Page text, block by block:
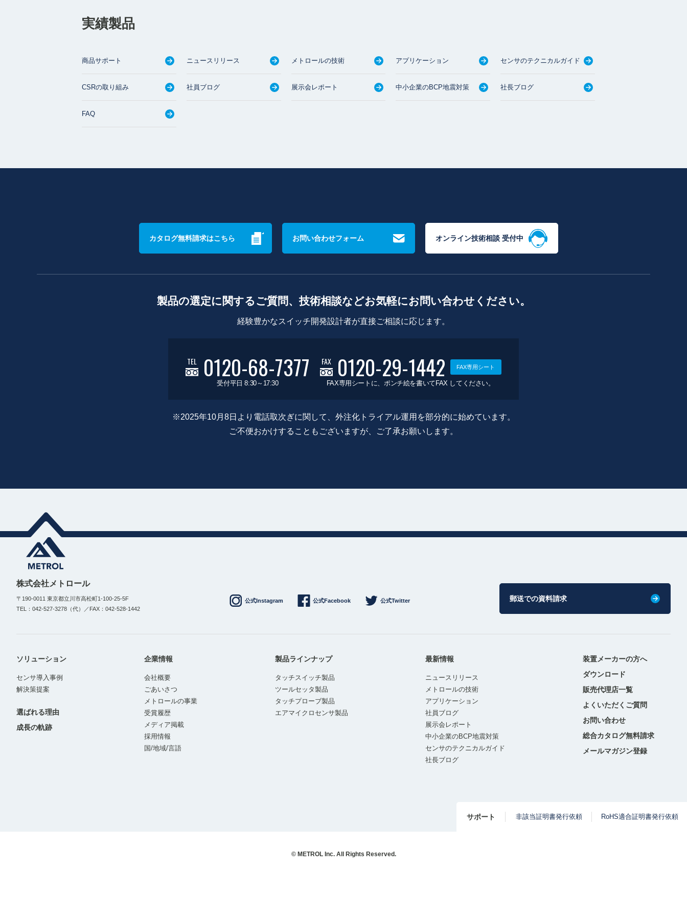
実績製品
商品サポート ニュースリリース メトロールの技術 アプリケーション センサのテクニカルガイド
CSRの取り組み 社員ブログ 展示会レポート 中小企業のBCP地震対策 社長ブログ
FAQ
カタログ無料請求はこちら お問い合わせフォーム オンライン技術相談 受付中
製品の選定に関するご質問、技術相談などお気軽にお問い合わせください。
経験豊かなスイッチ開発設計者が直接ご相談に応じます。
TEL 0120-68-7377
受付平日 8:30～17:30
FAX 0120-29-1442 FAX専用シート
FAX専用シートに、ポンチ絵を書いてFAX してください。
※2025年10月8日より電話取次ぎに関して、外注化トライアル運用を部分的に始めています。
ご不便おかけすることもございますが、ご了承お願いします。
株式会社メトロール
〒190-0011 東京都立川市高松町1-100-25-5F
TEL：042-527-3278（代）／FAX：042-528-1442
公式Instagram 公式Facebook 公式Twitter 郵送での資料請求
ソリューション
センサ導入事例
解決策提案
選ばれる理由
成長の軌跡
企業情報
会社概要
ごあいさつ
メトロールの事業
受賞履歴
メディア掲載
採用情報
国/地域/言語
製品ラインナップ
タッチスイッチ製品
ツールセッタ製品
タッチプローブ製品
エアマイクロセンサ製品
最新情報
ニュースリリース
メトロールの技術
アプリケーション
社員ブログ
展示会レポート
中小企業のBCP地震対策
センサのテクニカルガイド
社長ブログ
装置メーカーの方へ
ダウンロード
販売代理店一覧
よくいただくご質問
お問い合わせ
総合カタログ無料請求
メールマガジン登録
サポート 非該当証明書発行依頼 RoHS適合証明書発行依頼
© METROL Inc. All Rights Reserved.